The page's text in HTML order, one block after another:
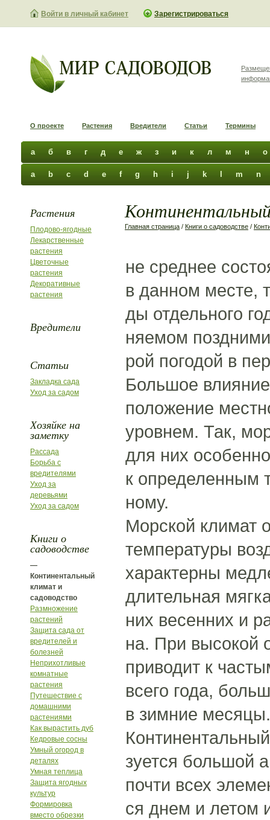
Войти в личный кабинет Зарегистрироваться
О проекте Растения Вредители Статьи Термины
а б в г д е ж з и к л м н о
a b c d e f g h i j k m n
Растения
Плодово-ягодные
Лекарственные
растения
Цветочные
растения
Декоративные
растения
Вредители
Статьи
Закладка сада
Уход за садом
Хозяйке на
заметку
Рассада
Борьба с
вредителями
Уход за
деревьями
Уход за садом
Книги о
садоводстве
—
Континентальный
климат и
садоводство
Размножение
растений
Защита сада от
вредителей и
болезней
Неприхотливые
комнатные
растения
Путешествие с
домашними
растениями
Как вырастить дуб
Кедровые сосны
Умный огород в
деталях
Умная теплица
Защита ягодных
культур
Формировка
вместо обрезки
Главная страница / Книги о садоводстве /
не среднее
в данном месте,
ды отдельного
няемом
рой погодой в
Большое
положение
уровнем. Так,
для них
к определенным
ному.
Морской климат
температуры
характерны
длительная
них весенних и
на. При высокой
приводит к
всего года,
в зимние месяцы.
зуется большой
почти всех
ся днем и летом